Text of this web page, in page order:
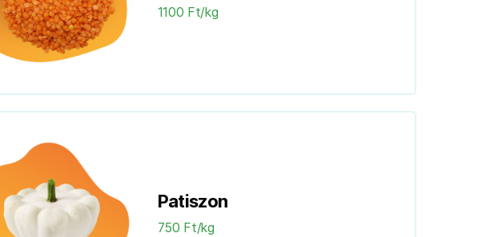
1100 Ft/kg
Patiszon
750 Ft/kg